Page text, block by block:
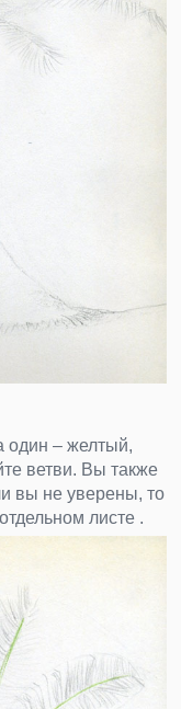
один – желтый,
ветви. Вы также
вы не уверены, то
листе .